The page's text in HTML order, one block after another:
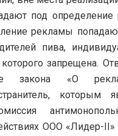
под
рекламы
пива,
запрещена.
закона «О
которым
ООО «Лидер-